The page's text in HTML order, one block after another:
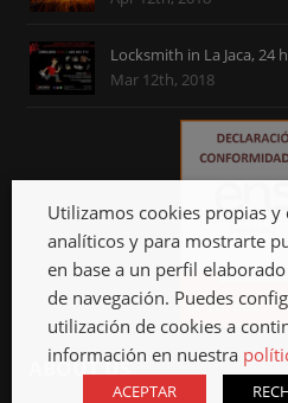
Locksmith in La Jaca, 24
Mar 12th, 2018
ABOUT US
Utilizamos cookies propias y
analíticos y para mostrarte
en base a un perfil
de navegación. Puedes
utilización de cookies a
información en nuestra
ACEPTAR